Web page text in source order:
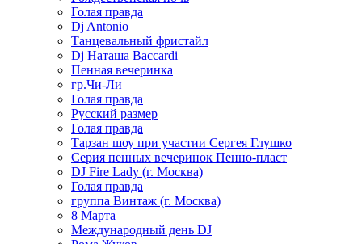
Голая правда
Dj Antonio
Танцевальный фристайл
Dj Наташа Baccardi
Пенная вечеринка
гр.Чи-Ли
Голая правда
Русский размер
Голая правда
Тарзан шоу при участии Сергея Глушко
Серия пенных вечеринок Пенно-пласт
DJ Fire Lady (г. Москва)
Голая правда
группа Винтаж (г. Москва)
8 Марта
Международный день DJ